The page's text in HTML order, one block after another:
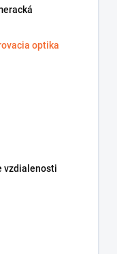
optika
vzdialenosti